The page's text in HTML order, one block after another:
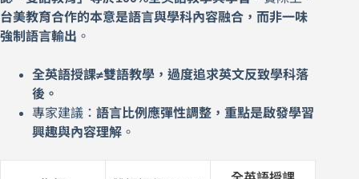
台美教育合作的本意是語言與學科內容融合，而非一味
強制語言輸出 。
全英語授課≠雙語教學，過度追求英文反致學科落
後。
專家建議： 語言比例應彈性調整，重點是啟發學習
興趣與內容理解 。